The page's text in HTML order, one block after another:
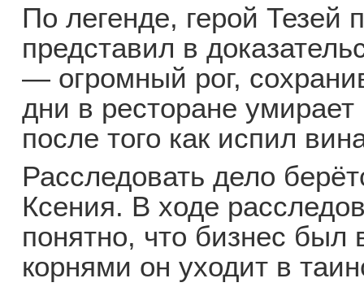
По легенде, герой Тезей
представил в
— огромный рог,
дни в ресторане
после того как испил
Расследовать дело
Ксения. В ходе
понятно, что бизнес был
корнями он уходит в